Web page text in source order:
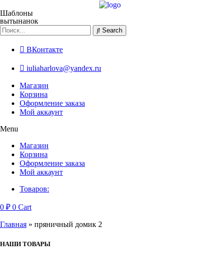
к
содержимому
Шаблоны
вытынанок
Search
ВКонтакте
iuliaharlova@yandex.ru
Магазин
Корзина
Оформление заказа
Мой аккаунт
Menu
Магазин
Корзина
Оформление заказа
Мой аккаунт
Товаров:
0 ₽ 0 Cart
Главная » пряничный домик 2
НАШИ ТОВАРЫ